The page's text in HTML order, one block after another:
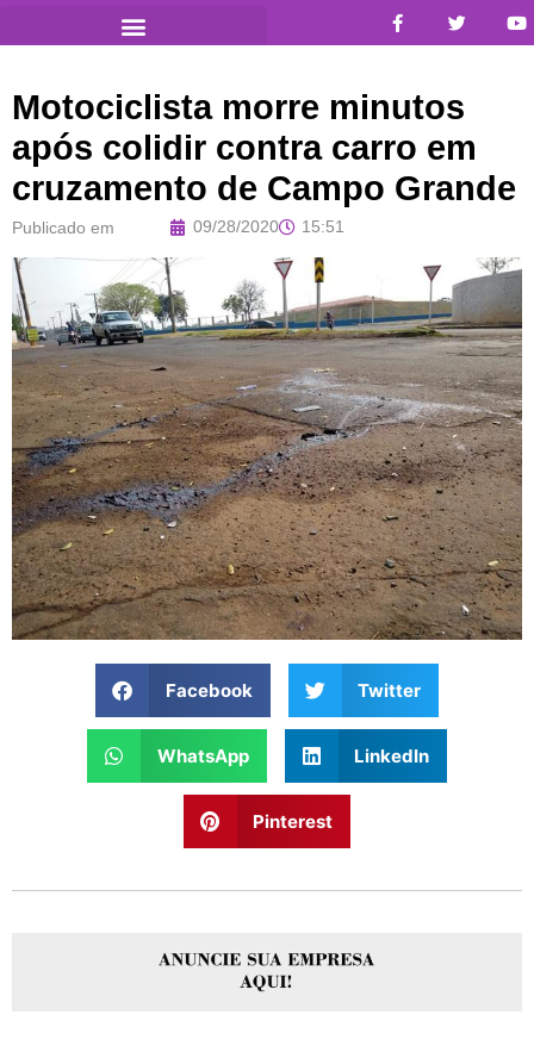
Motociclista morre minutos
após colidir contra carro em
cruzamento de Campo Grande
Publicado em 09/28/2020 15:51
Facebook Twitter
WhatsApp LinkedIn
Pinterest